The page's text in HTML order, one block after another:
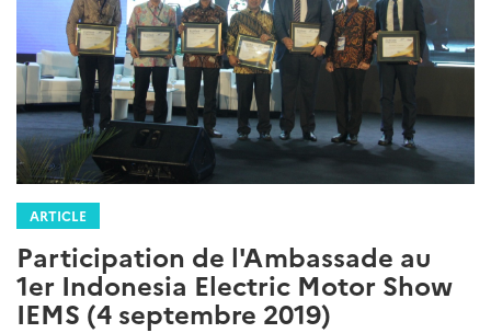
ARTICLE
Participation de l'Ambassade au
1er Indonesia Electric Motor Show
IEMS (4 septembre 2019)